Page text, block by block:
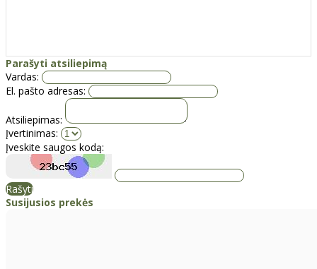
Parašyti atsiliepimą
Vardas:
El. pašto adresas:
Atsiliepimas:
Įvertinimas:
Įveskite saugos kodą:
Rašyti
Susijusios prekės